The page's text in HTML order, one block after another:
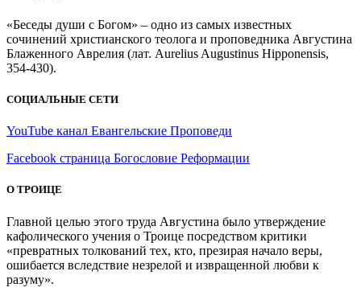
«Беседы души с Богом» – одно из самых известных
сочинений христианского теолога и проповедника Августина
Блаженного Аврелия (лат. Aurelius Augustinus Hipponensis,
354-430).
СОЦИАЛЬНЫЕ СЕТИ
YouTube канал Евангельские Проповеди
Facebook страница Богословие Реформации
О ТРОИЦЕ
Главной целью этого труда Августина было утверждение
кафолического учения о Троице посредством критики
«превратных толкований тех, кто, презирая начало веры,
ошибается вследствие незрелой и извращенной любви к
разуму».